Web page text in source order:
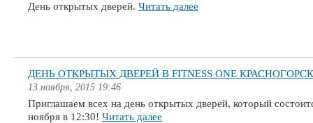
День открытых дверей. Читать далее
ДЕНЬ ОТКРЫТЫХ ДВЕРЕЙ В FITNESS ONE КРАСНОГОРСК
13 ноября, 2015 19:46
Приглашаем всех на день открытых дверей, который
ноября в 12:30! Читать далее